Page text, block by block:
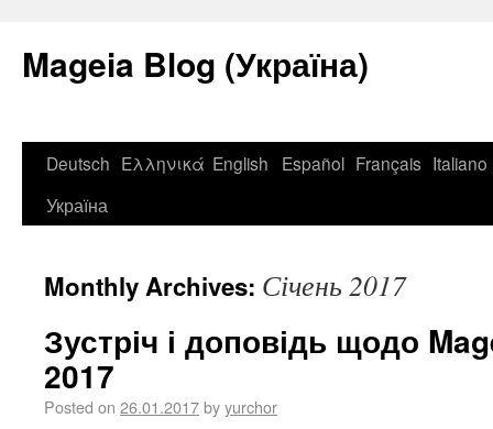
Mageia Blog (Україна)
Deutsch Ελληνικά English Español Français Italiano
Україна
Monthly Archives: Січень 2017
Зустріч і доповідь щодо
2017
Posted on 26.01.2017byyurchor